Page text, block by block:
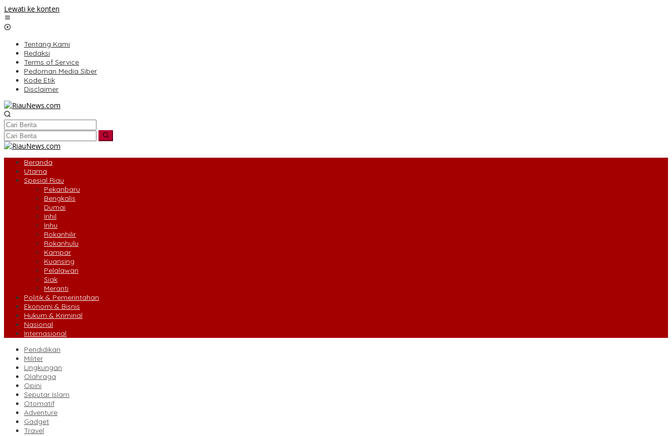
Lewati ke konten
Tentang Kami
Redaksi
Terms of Service
Pedoman Media Siber
Kode Etik
Disclaimer
Beranda
Utama
Spesial Riau
Pekanbaru
Bengkalis
Dumai
Inhil
Inhu
Rokanhilir
Rokanhulu
Kampar
Kuansing
Pelalawan
Siak
Meranti
Politik & Pemerintahan
Ekonomi & Bisnis
Hukum & Kriminal
Nasional
Internasional
Pendidikan
Militer
Lingkungan
Olahraga
Opini
Seputar Islam
Otomatif
Adventure
Gadget
Travel